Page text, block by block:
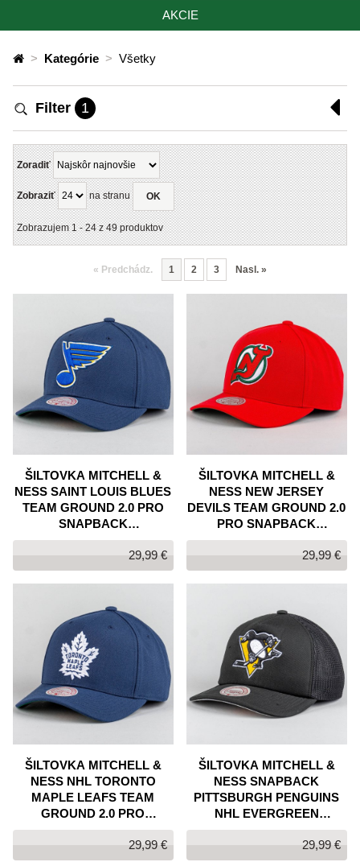
AKCIE
> Kategórie > Všetky
Filter 1
Zoradiť
Zobraziť na stranu OK
Zobrazujem1-24z49produktov
« Predchádz. 1 2 3 Nasl. »
ŠILTOVKA MITCHELL &
NESS SAINT LOUIS BLUES
TEAM GROUND 2.0 PRO
SNAPBACK
TMAVOMODRÁ
29,99 €
ŠILTOVKA MITCHELL &
NESS NEW JERSEY
DEVILS TEAM GROUND 2.0
PRO SNAPBACK
ČERVENÁ
29,99 €
ŠILTOVKA MITCHELL &
NESS NHL TORONTO
MAPLE LEAFS TEAM
GROUND 2.0 PRO
SNAPBACK
TMAVOMODRÁ29,99 €
ŠILTOVKA MITCHELL &
NESS SNAPBACK
PITTSBURGH PENGUINS
NHL EVERGREEN
TRUCKER ČIERNA
29,99 €